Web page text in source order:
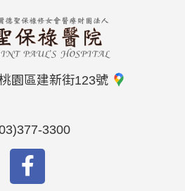
園區建新街123號
3300